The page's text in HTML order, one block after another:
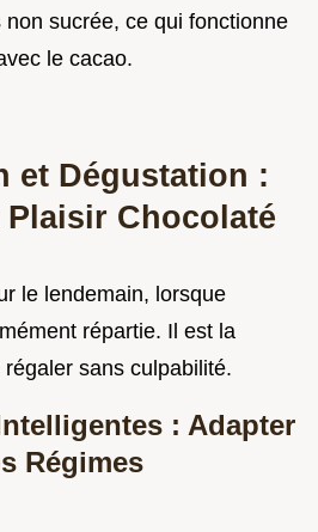
sucrée, ce qui fonctionne
le cacao.
et Dégustation :
Chocolaté
le lendemain, lorsque
répartie. Il est la
sans culpabilité.
: Adapter
Régimes